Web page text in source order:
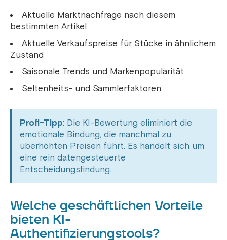
Aktuelle Marktnachfrage nach diesem
bestimmten Artikel
Aktuelle Verkaufspreise für Stücke in ähnlichem
Zustand
Saisonale Trends und Markenpopularität
Seltenheits- und Sammlerfaktoren
Profi-Tipp: Die KI-Bewertung eliminiert die
emotionale Bindung, die manchmal zu
überhöhten Preisen führt. Es handelt sich um
eine rein datengesteuerte
Entscheidungsfindung.
Welche geschäftlichen Vorteile
bieten KI-
Authentifizierungstools?